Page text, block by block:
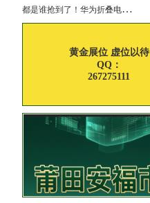
都
是谁抢到了！华为折叠电脑正式开售！
黄金展位 虚位以待
QQ：
267275111